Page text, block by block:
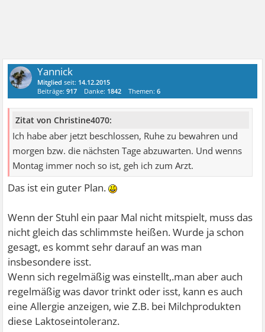
Yannick
Mitglied seit: 14.12.2015
Beiträge:917 Danke: 1842 Themen:6
Zitat von Christine4070:
Ich habe aber jetzt beschlossen, Ruhe zu bewahren und
morgen bzw. die nächsten Tage abzuwarten. Und wenns
Montag immer noch so ist, geh ich zum Arzt.
Das ist ein guter Plan.
Wenn der Stuhl ein paar Mal nicht mitspielt, muss das
nicht gleich das schlimmste heißen. Wurde ja schon
gesagt, es kommt sehr darauf an was man
insbesondere isst.
Wenn sich regelmäßig was einstellt,.man aber auch
regelmäßig was davor trinkt oder isst, kann es auch
eine Allergie anzeigen, wie Z.B. bei Milchprodukten
diese Laktoseintoleranz.